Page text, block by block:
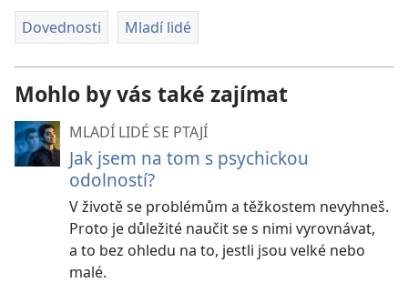
Dovednosti Mladí lidé
Mohlo by vás také zajímat
MLADÍ LIDÉ SE PTAJÍ
Jak jsem na tom s psychickou
odolností?
V životě se problémům a těžkostem nevyhneš.
Proto je důležité naučit se s nimi vyrovnávat,
a to bez ohledu na to, jestli jsou velké nebo
malé.